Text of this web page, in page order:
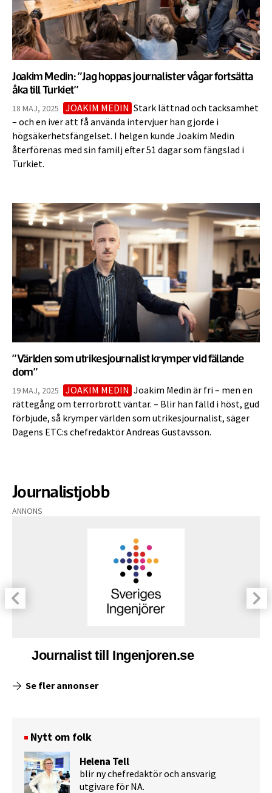
Joakim Medin: ”Jag hoppas journalister vågar fortsätta
åka till Turkiet”
18 MAJ, 2025 JOAKIM MEDIN Stark lättnad och tacksamhet
– och en iver att få använda intervjuer han gjorde i
högsäkerhetsfängelset. I helgen kunde Joakim Medin
återförenas med sin familj efter 51 dagar som fängslad i
Turkiet.
”Världen som utrikesjournalist krymper vid fällande
dom”
19 MAJ, 2025 JOAKIM MEDIN Joakim Medin är fri – men en
rättegång om terrorbrott väntar. – Blir han fälld i höst, gud
förbjude, så krymper världen som utrikesjournalist, säger
Dagens ETC:s chefredaktör Andreas Gustavsson.
Journalistjobb
ANNONS
Journalist till Ingenjoren.se
Se fler annonser
Nytt om folk
Helena Tell
blir ny chefredaktör och ansvarig
utgivare för NA.